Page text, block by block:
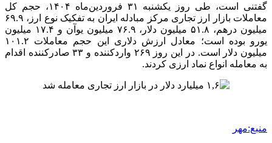
گفتنی است، طی روز یکشنبه ۳۱ فروردین‌ماه ۱۴۰۴، حجم کل
معاملات بازار ارز تجاری مرکز مبادله ایران به تفکیک نوع ارز، ۶۹.۹
میلیون درهم، ۵۱.۸ میلیون دلار، ۷۶.۹ میلیون
یوآن
و ۱۷.۴ میلیون
یورو بوده است؛ معادل ارزش دلاری این حجم معاملات ۱۰۱.۲
میلیون دلار است. در این روز ۲۶۹ واردکننده و ۳۳ صادرکننده اقدام
به معامله انواع نماد ارزی کردند.
منبع:مهر